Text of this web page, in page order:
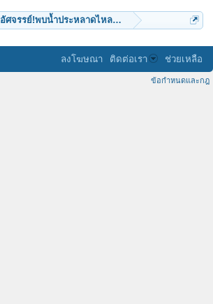
อัศจรรย์!พบน้ำประหลาดไหลออกจากต้นโพธิ์ร้อยปี
ลงโฆษณา ติดต่อเรา ช่วยเหลือ
ข้อกำหนดและกฎ